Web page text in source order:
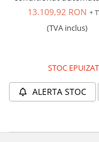
gas R134a si
13.109,92 RON +
(TVA inclus)
STOC EPUIZAT
ALERTA STOC